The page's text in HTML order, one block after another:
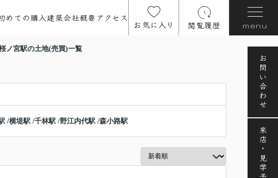
めての購入建築会社概要アクセス
お気に入り 閲覧履歴 menu
お問い合わせ
来店・見学予約
ノ宮駅の土地(売買)一覧
/横堤駅 /千林駅 /野江内代駅 /森小路駅